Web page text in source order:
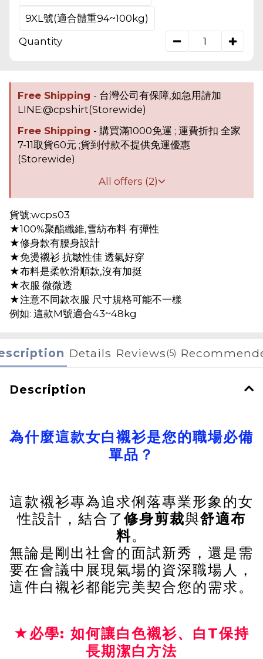
9XL號(適合體重94~100kg)
Quantity
Free Shipping - 台灣公司有保障,如急用請加
LINE:@cpshirt(Storewide)
Free Shipping - 購買滿1000免運 ; 運費折扣 全家
7-11取貨60元 ;貨到付款不提供免運優惠
(Storewide)
All offers (2)
貨號:wcps03
★100%聚酯纖維,雪紡布料 有彈性
★修身款有腰身設計
★免燙襯衫 抗皺性佳 透氣好穿
★布料是柔軟滑順款,沒有加挺
★衣服 微微透
★注意不同款衣服 尺寸規格可能不一樣
例如: 這款M號適合43~48kg
Details Reviews (5)
Description
為什麼這款女白襯衫是您的職場必備
單品？
這款襯衫專為追求俐落專業形象的女
性設計，結合了修身剪裁與舒適布
料。
無論是剛出社會的面試新秀，還是需
要在會議中展現氣場的資深職場人，
這件白襯衫都能完美契合您的需求。
★必學: 如何讓白色襯衫、白T保持
長期潔白方法